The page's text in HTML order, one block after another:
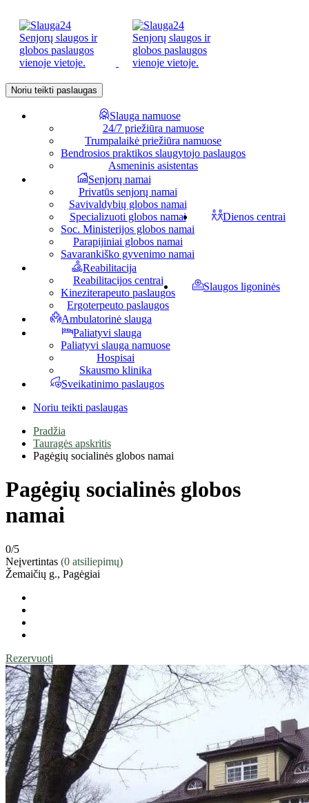
Noriu teikti paslaugas
Slauga namuose
24/7 priežiūra namuose
Trumpalaikė priežiūra namuose
Bendrosios praktikos slaugytojo paslaugos
Asmeninis asistentas
Senjorų namai
Privatūs senjorų namai
Savivaldybių globos namai
Specializuoti globos namai
Soc. Ministerijos globos namai
Parapijiniai globos namai
Savarankiško gyvenimo namai
Dienos centrai
Reabilitacija
Reabilitacijos centrai
Kineziterapeuto paslaugos
Ergoterpeuto paslaugos
Slaugos ligoninės
Ambulatorinė slauga
Paliatyvi slauga
Paliatyvi slauga namuose
Hospisai
Skausmo klinika
Sveikatinimo paslaugos
Noriu teikti paslaugas
Pradžia
Tauragės apskritis
Pagėgių socialinės globos namai
Pagėgių socialinės globos
namai
0/5
Neįvertintas (0 atsiliepimų)
Žemaičių g., Pagėgiai
Rezervuoti